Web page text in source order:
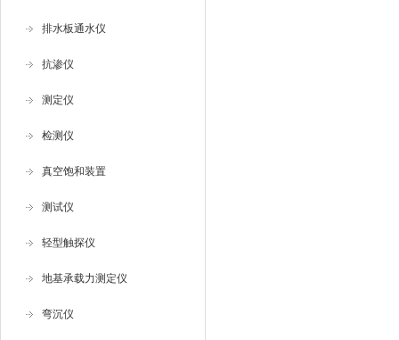
排水板通水仪
抗渗仪
测定仪
检测仪
真空饱和装置
测试仪
轻型触探仪
地基承载力测定仪
弯沉仪